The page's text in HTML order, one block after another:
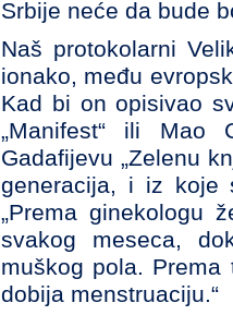
Srbije neće da bude
Naš protokolarni
ionako, među
Kad bi on opisivao
„Manifest“ ili Mao
Gadafijevu „Zelenu
generacija, i iz koje
„Prema ginekologu
svakog meseca,
muškog pola.
dobija menstruaciju.“